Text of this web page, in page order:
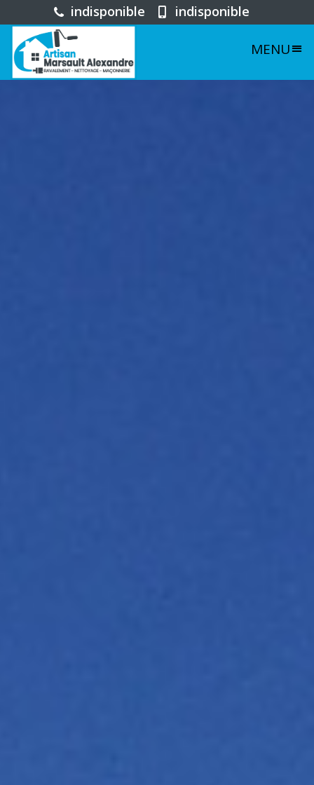
indisponible indisponible
MENU